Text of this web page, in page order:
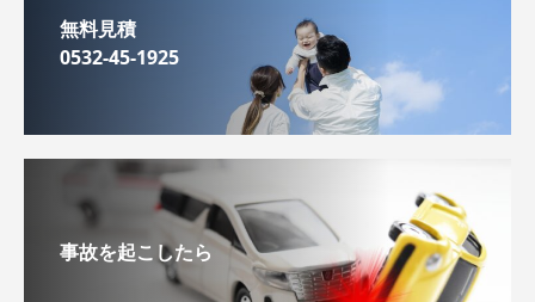
無料見積
0532-45-1925
事故を起こしたら